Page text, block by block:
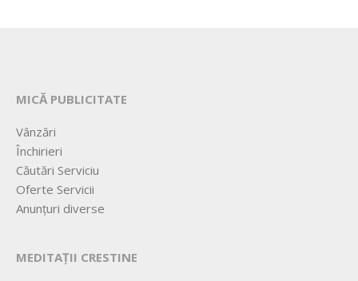
MICĂ PUBLICITATE
Vânzări
Închirieri
Căutări Serviciu
Oferte Servicii
Anunțuri diverse
MEDITAȚII CRESTINE